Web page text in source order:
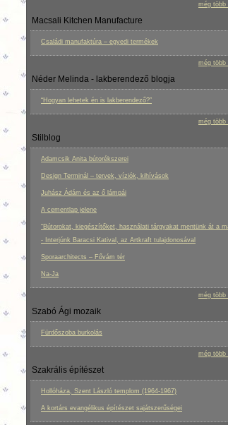
még több
Macsali Kitchen Manufacture
Családi manufaktúra – egyedi termékek
még több
Néder Melinda - lakberendező blogja
“Hogyan lehetek én is lakberendező?”
még több
Stilblog
Adamcsik Anita bútorékszerei
Design Terminál – tervek, víziók, kihívások
Juhász Ádám és az ő lámpái
A cementlap jelene
“Bútorokat, kiegészítőket, használati tárgyakat mentünk át a
- Interjúnk Baracsi Katival, az Artkraft tulajdonosával
Sporaarchitects – Fővám tér
Na-Ja
még több
Szabó Ági mozaik
Fürdőszoba burkolás
még több
Szakrális építészet
Hollóháza, Szent László templom (1964-1967)
A kortárs evangélikus építészet sajátszerűségei